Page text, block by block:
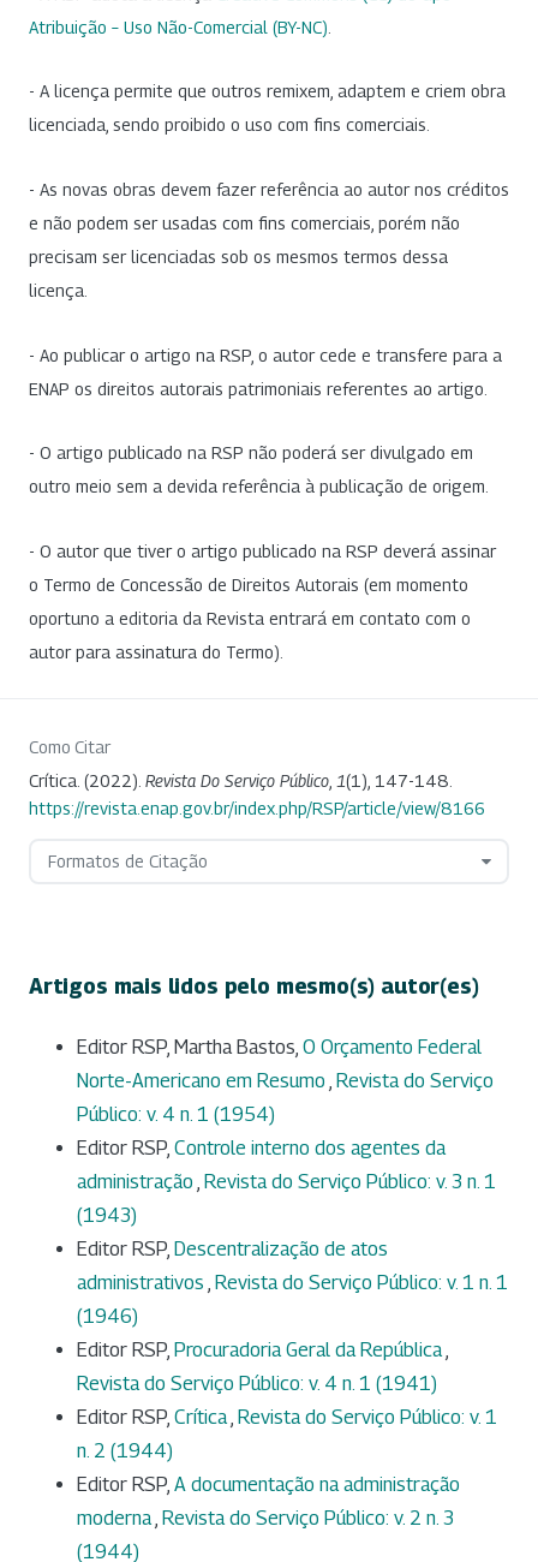
Atribuição – Uso Não-Comercial (BY-NC)
- A licença permite que outros remixem, adaptem e criem obra
licenciada, sendo proibido o uso com fins comerciais.
- As novas obras devem fazer referência ao autor nos créditos
e não podem ser usadas com fins comerciais, porém não
precisam ser licenciadas sob os mesmos termos dessa
licença.
- Ao publicar o artigo na RSP, o autor cede e transfere para a
ENAP os direitos autorais patrimoniais referentes ao artigo.
- O artigo publicado na RSP não poderá ser divulgado em
outro meio sem a devida referência à publicação de origem.
- O autor que tiver o artigo publicado na RSP deverá assinar
o Termo de Concessão de Direitos Autorais (em momento
oportuno a editoria da Revista entrará em contato com o
autor para assinatura do Termo).
Como Citar
Crítica. (2022). Revista Do Serviço Público 1(1), 147-148.
https://revista.enap.gov.br/index.php/RSP/article/view/8166
Formatos de Citação
Artigos mais lidos pelo mesmo(s) autor(es)
Editor RSP, Martha Bastos, O Orçamento Federal
Norte-Americano em Resumo , Revista do Serviço
Público: v. 4 n. 1 (1954)
Editor RSP, Controle interno dos agentes da
administração , Revista do Serviço Público: v. 3 n. 1
(1943)
Editor RSP, Descentralização de atos
administrativos , Revista do Serviço Público: v. 1 n. 1
(1946)
Editor RSP, Procuradoria Geral da República,
Revista do Serviço Público: v. 4 n. 1 (1941)
Editor RSP, Crítica, Revista do Serviço Público: v. 1
n. 2 (1944)
Editor RSP, A documentação na administração
moderna, Revista do Serviço Público: v. 2 n. 3
(1944)